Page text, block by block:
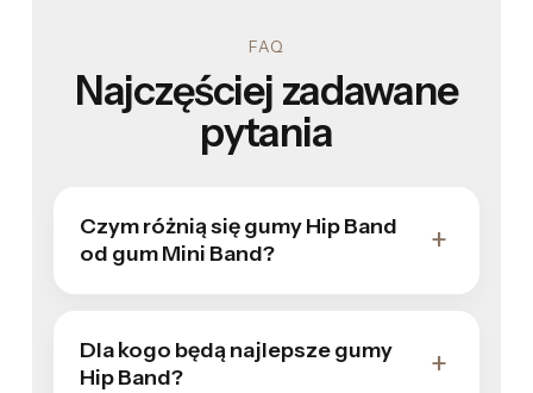
FAQ
Najczęściej zadawane
pytania
Czym różnią się gumy Hip Band
od gum Mini Band?
Dla kogo będą najlepsze gumy
Hip Band?